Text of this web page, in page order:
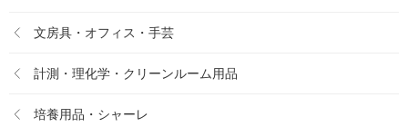
文房具・オフィス・手芸
計測・理化学・クリーンルーム用品
培養用品・シャーレ